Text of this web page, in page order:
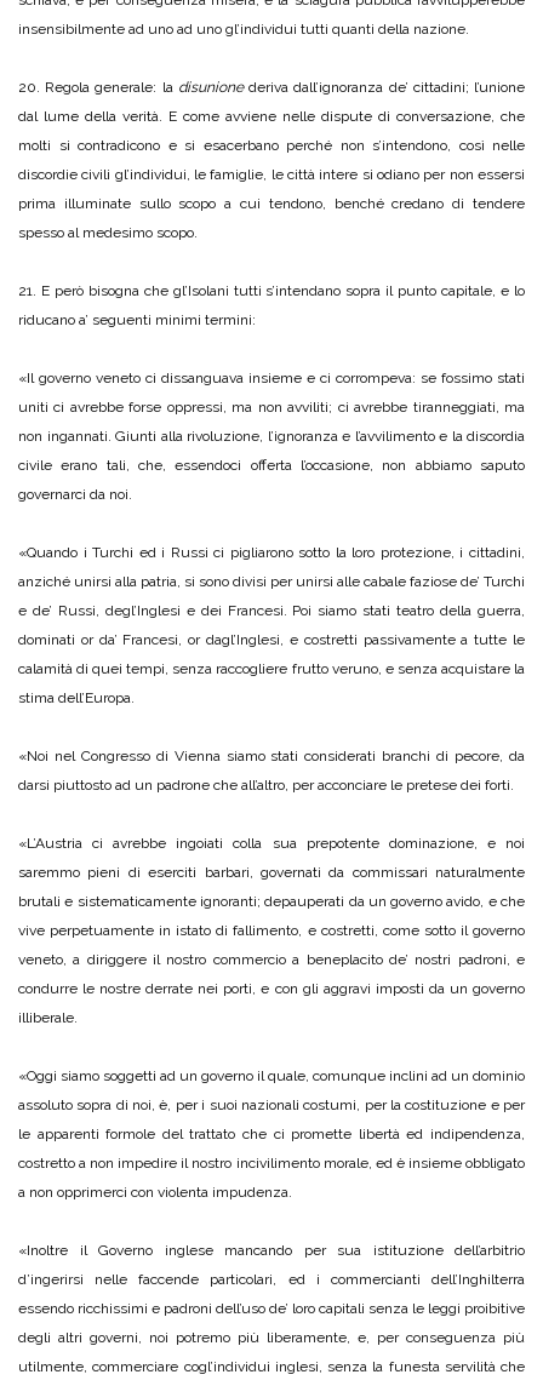
insensibilmente ad uno ad uno gl’individui tutti quanti della nazione.
20. Regola generale: la disunionederiva dall’ignoranza de’ cittadini; l’unione
dal lume della verità. E come avviene nelle dispute di conversazione, che
molti si contradicono e si esacerbano perché non s’intendono, così nelle
discordie civili gl’individui, le famiglie, le città intere si odiano per non essersi
prima illuminate sullo scopo a cui tendono, benché credano di tendere
spesso al medesimo scopo.
21. E però bisogna che gl’Isolani tutti s’intendano sopra il punto capitale, e lo
riducano a’ seguenti minimi termini:
«Il governo veneto ci dissanguava insieme e ci corrompeva: se fossimo stati
uniti ci avrebbe forse oppressi, ma non avviliti; ci avrebbe tiranneggiati, ma
non ingannati. Giunti alla rivoluzione, l’ignoranza e l’avvilimento e la discordia
civile erano tali, che, essendoci offerta l’occasione, non abbiamo saputo
governarci da noi.
«Quando i Turchi ed i Russi ci pigliarono sotto la loro protezione, i cittadini,
anziché unirsi alla patria, si sono divisi per unirsi alle cabale faziose de’ Turchi
e de’ Russi, degl’Inglesi e dei Francesi. Poi siamo stati teatro della guerra,
dominati or da’ Francesi, or dagl’Inglesi, e costretti passivamente a tutte le
calamità di quei tempi, senza raccogliere frutto veruno, e senza acquistare la
stima dell’Europa.
«Noi nel Congresso di Vienna siamo stati considerati branchi di pecore, da
darsi piuttosto ad un padrone che all’altro, per acconciare le pretese dei forti.
«L’Austria ci avrebbe ingoiati colla sua prepotente dominazione, e noi
saremmo pieni di eserciti barbari, governati da commissari naturalmente
brutali e sistematicamente ignoranti; depauperati da un governo avido, e che
vive perpetuamente in istato di fallimento, e costretti, come sotto il governo
veneto, a diriggere il nostro commercio a beneplacito de’ nostri padroni, e
condurre le nostre derrate nei porti, e con gli aggravi imposti da un governo
illiberale.
«Oggi siamo soggetti ad un governo il quale, comunque inclini ad un dominio
assoluto sopra di noi, è, per i suoi nazionali costumi, per la costituzione e per
le apparenti formole del trattato che ci promette libertà ed indipendenza,
costretto a non impedire il nostro incivilimento morale, ed è insieme obbligato
a non opprimerci con violenta impudenza.
«Inoltre il Governo inglese mancando per sua istituzione dell’arbitrio
d’ingerirsi nelle faccende particolari, ed i commercianti dell’Inghilterra
essendo ricchissimi e padroni dell’uso de’ loro capitali senza le leggi proibitive
degli altri governi, noi potremo più liberamente, e, per conseguenza più
utilmente, commerciare cogl’individui inglesi, senza la funesta servilità che